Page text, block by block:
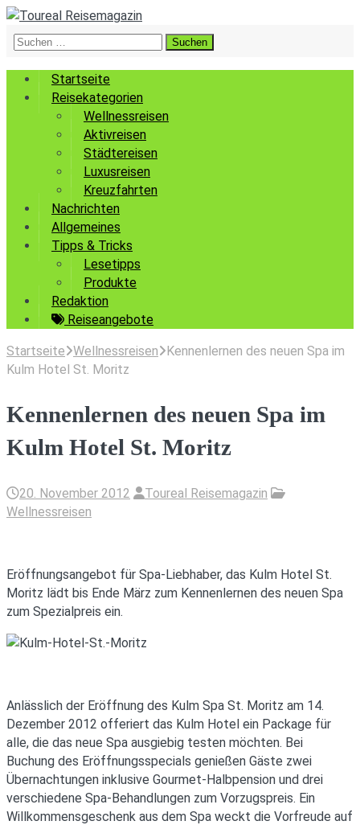
Suchen
Startseite
Reisekategorien
Wellnessreisen
Aktivreisen
Städtereisen
Luxusreisen
Kreuzfahrten
Nachrichten
Allgemeines
Tipps & Tricks
Lesetipps
Produkte
Redaktion
Reiseangebote
Startseite Wellnessreisen
Kennenlernen des neuen Spa im
Kulm Hotel St. Moritz
Kennenlernen des neuen Spa im
Kulm Hotel St. Moritz
20. November 2012
Toureal Reisemagazin
Wellnessreisen
Eröffnungsangebot für Spa-Liebhaber, das Kulm Hotel St.
Moritz lädt bis Ende März zum Kennenlernen des neuen Spa
zum Spezialpreis ein.
Anlässlich der Eröffnung des Kulm Spa St. Moritz am 14.
Dezember 2012 offeriert das Kulm Hotel ein Package für
alle, die das neue Spa ausgiebig testen möchten. Bei
Buchung des Eröffnungsspecials genießen Gäste zwei
Übernachtungen inklusive Gourmet-Halbpension und drei
verschiedene Spa-Behandlungen zum Vorzugspreis. Ein
Willkommensgeschenk aus dem Spa weckt die Vorfreude auf